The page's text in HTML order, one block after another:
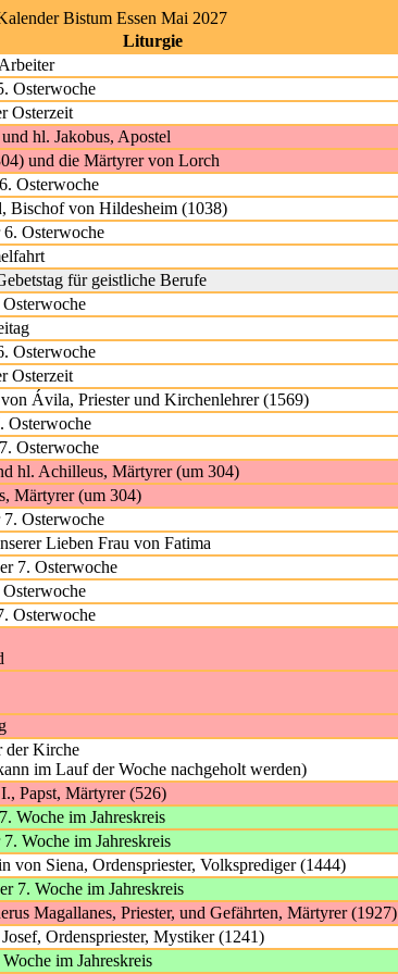
Bistum Essen Mai 2027
Liturgie
Osterwoche
Osterzeit
hl. Jakobus, Apostel
und die Märtyrer von Lorch
Osterwoche
Bischof von Hildesheim (1038)
Osterwoche
für geistliche Berufe
Osterwoche
Osterzeit
Ávila, Priester und Kirchenlehrer (1569)
Osterwoche
Osterwoche
hl. Achilleus, Märtyrer (um 304)
Märtyrer (um 304)
Osterwoche
Lieben Frau von Fatima
7. Osterwoche
Osterwoche
der Kirche
im Lauf der Woche nachgeholt werden)
Papst, Märtyrer (526)
Woche im Jahreskreis
Woche im Jahreskreis
von Siena, Ordenspriester, Volksprediger (1444)
7. Woche im Jahreskreis
Magallanes, Priester, und Gefährten, Märtyrer (1927)
Ordenspriester, Mystiker (1241)
im Jahreskreis